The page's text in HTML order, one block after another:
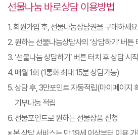
선물나눔 바로상담 이용방법
1. 회원가입 후, 선물나눔상담권을 구매하세
2. 원하는 선물나눔상담사의 ‘상담하기‘ 버튼
3. ‘선물나눔 상담하기’ 버튼 터치 후 상담 시작
4. 매월 1회 (1통화 최대 15분 상담가능)
5. 상담 후, 3만포인트 자동적립(마이페이지
기부나눔 적립
6. 선물포인트로 원하는 선물상품 신청